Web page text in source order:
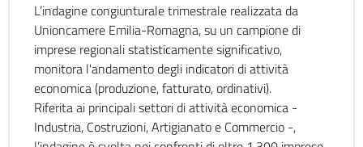
L’indagine congiunturale trimestrale realizzata da
Unioncamere Emilia-Romagna, su un campione di
imprese regionali statisticamente significativo,
monitora l'andamento degli indicatori di attività
economica (produzione, fatturato, ordinativi).
Riferita ai principali settori di attività economica -
Industria, Costruzioni, Artigianato e Commercio -,